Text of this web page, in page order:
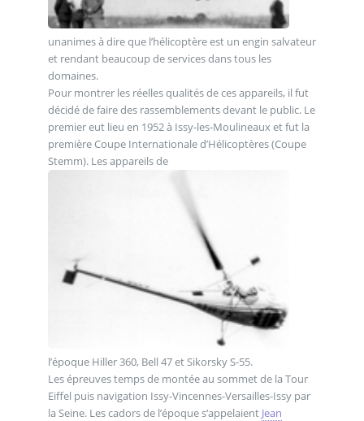
unanimes à dire que l’hélicoptère est un engin salvateur
et rendant beaucoup de services dans tous les
domaines.
Pour montrer les réelles qualités de ces appareils, il fut
décidé de faire des rassemblements devant le public. Le
premier eut lieu en 1952 à Issy-les-Moulineaux et fut la
première Coupe Internationale d’Hélicoptères (Coupe
Stemm). Les appareils de
l’époque Hiller 360, Bell 47 et Sikorsky S-55.
Les épreuves temps de montée au sommet de la Tour
Eiffel puis navigation Issy-Vincennes-Versailles-Issy par
la Seine. Les cadors de l’époque s‘appelaient Jean